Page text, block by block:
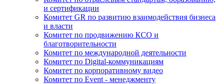
и сертификации
Комитет GR по развитию взаимодействия бизнеса
и власти
Комитет по продвижению КСО и
благотворительности
Комитет по международной деятельности
Комитет по Digital-коммуникациям
Комитет по корпоративному видео
Комитет по Event - менеджменту